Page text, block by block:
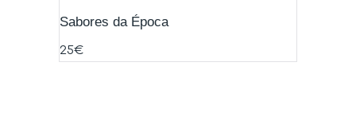
Sabores da Época
25€